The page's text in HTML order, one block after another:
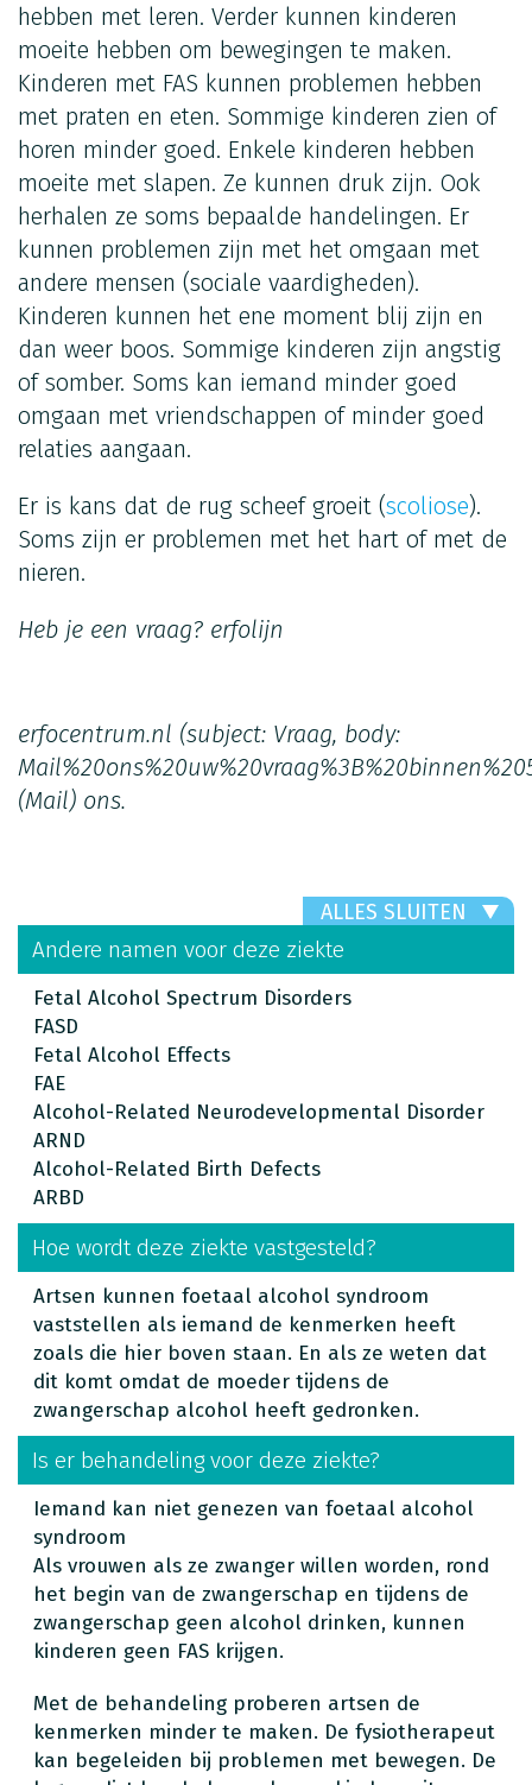
hebben met leren. Verder kunnen kinderen
moeite hebben om bewegingen te maken.
Kinderen met FAS kunnen problemen hebben
met praten en eten. Sommige kinderen zien of
horen minder goed. Enkele kinderen hebben
moeite met slapen. Ze kunnen druk zijn. Ook
herhalen ze soms bepaalde handelingen. Er
kunnen problemen zijn met het omgaan met
andere mensen (sociale vaardigheden).
Kinderen kunnen het ene moment blij zijn en
dan weer boos. Sommige kinderen zijn angstig
of somber. Soms kan iemand minder goed
omgaan met vriendschappen of minder goed
relaties aangaan.
Er is kans dat de rug scheef groeit (scoliose).
Soms zijn er problemen met het hart of met de
nieren.
Heb je een vraag? erfolijn
erfocentrum.nl (subject: Vraag, body:
(Mail) ons.
ALLES SLUITEN
Andere namen voor deze ziekte
Fetal Alcohol Spectrum Disorders
FASD
Fetal Alcohol Effects
FAE
Alcohol-Related Neurodevelopmental Disorder
ARND
Alcohol-Related Birth Defects
ARBD
Hoe wordt deze ziekte vastgesteld?
Artsen kunnen foetaal alcohol syndroom
vaststellen als iemand de kenmerken heeft
zoals die hier boven staan. En als ze weten dat
dit komt omdat de moeder tijdens de
zwangerschap alcohol heeft gedronken.
Is er behandeling voor deze ziekte?
Iemand kan niet genezen van foetaal alcohol
syndroom
Als vrouwen als ze zwanger willen worden, rond
het begin van de zwangerschap en tijdens de
zwangerschap geen alcohol drinken, kunnen
kinderen geen FAS krijgen.
Met de behandeling proberen artsen de
kenmerken minder te maken. De fysiotherapeut
kan begeleiden bij problemen met bewegen. De